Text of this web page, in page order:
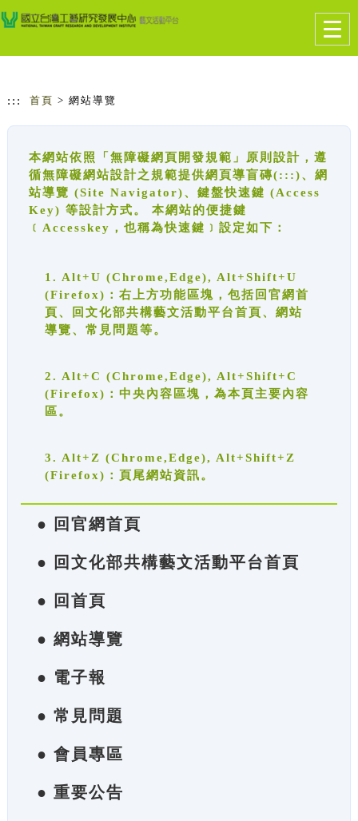
跳到主要內容
網站導覽
::: 首頁 > 網站導覽
本網站依照「無障礙網頁開發規範」原則設計，遵
循無障礙網站設計之規範提供網頁導盲磚(:::)、網
站導覽 (Site Navigator)、鍵盤快速鍵 (Access
Key) 等設計方式。 本網站的便捷鍵
﹝Accesskey，也稱為快速鍵﹞設定如下：
1. Alt+U (Chrome,Edge), Alt+Shift+U
(Firefox)：右上方功能區塊，包括回官網首
頁、回文化部共構藝文活動平台首頁、網站
導覽、常見問題等。
2. Alt+C (Chrome,Edge), Alt+Shift+C
(Firefox)：中央內容區塊，為本頁主要內容
區。
3. Alt+Z (Chrome,Edge), Alt+Shift+Z
(Firefox)：頁尾網站資訊。
● 回官網首頁
● 回文化部共構藝文活動平台首頁
● 回首頁
● 網站導覽
● 電子報
● 常見問題
● 會員專區
● 重要公告